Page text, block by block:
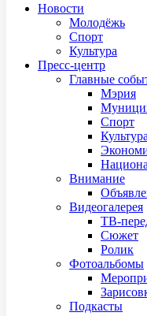
Новости
Молодёжь
Спорт
Культура
Пресс-центр
Главные
Мэрия
Спорт
Культура
Внимание
Видеогалерея
ТВ-
Сюжет
Ролик
Фотоальбомы
Подкасты